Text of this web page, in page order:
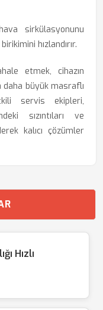
sirkülasyonunu
hızlandırır.
etmek, cihazın
daha büyük masraflı
servis ekipleri,
sızıntıları ve
kalıcı çözümler
Hızlı